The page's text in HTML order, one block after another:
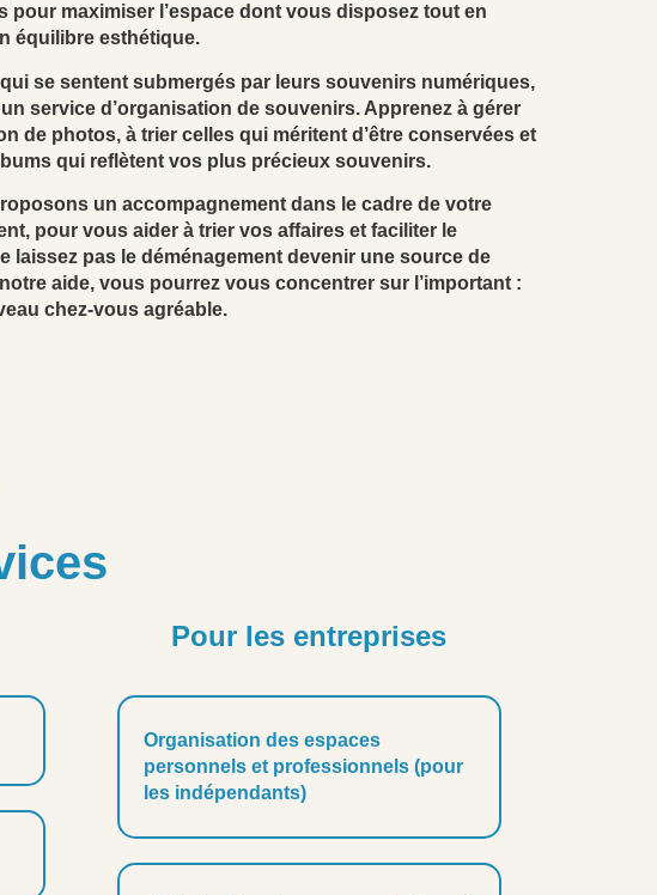
pour maximiser l’espace dont vous disposez tout en
équilibre esthétique.
se sentent submergés par leurs souvenirs numériques,
service d’organisation de souvenirs. Apprenez à gérer
de photos, à trier celles qui méritent d’être conservées et
qui reflètent vos plus précieux souvenirs.
un accompagnement dans le cadre de votre
pour vous aider à trier vos affaires et faciliter le
laissez pas le déménagement devenir une source de
aide, vous pourrez vous concentrer sur l’important :
chez-vous agréable.
Pour les entreprises
Organisation des espaces
personnels et professionnels (pour
les indépendants)